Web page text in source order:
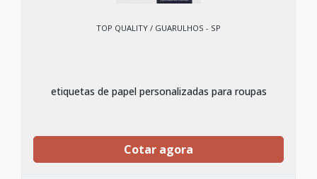
TOP QUALITY / GUARULHOS - SP
etiquetas de papel personalizadas para roupas
Cotar agora